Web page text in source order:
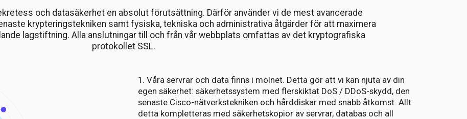
och datasäkerhet en absolut förutsättning. Därför använder vi de mest avancerade
krypteringstekniken samt fysiska, tekniska och administrativa åtgärder för att maximera
lagstiftning. Alla anslutningar till och från vår webbplats omfattas av det kryptografiska
protokollet SSL.
1. Våra servrar och data finns i molnet. Detta gör att vi kan njuta av din
egen säkerhet: säkerhetssystem med flerskiktat DoS / DDoS-skydd, den
senaste Cisco-nätverkstekniken och hårddiskar med snabb åtkomst. Allt
detta kompletteras med säkerhetskopior av servrar, databas och all